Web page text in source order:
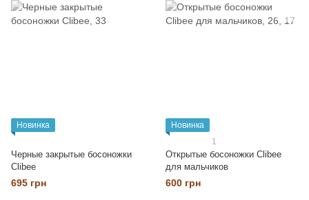
Новинка
Черные закрытые босоножки
Clibee
695 грн
Новинка
1
Открытые босоножки Clibee
для мальчиков
600 грн